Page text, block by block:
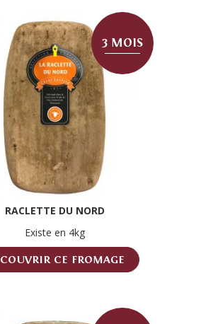
3 MOIS
RACLETTE DU NORD
Existe en 4kg
CE FROMAGE